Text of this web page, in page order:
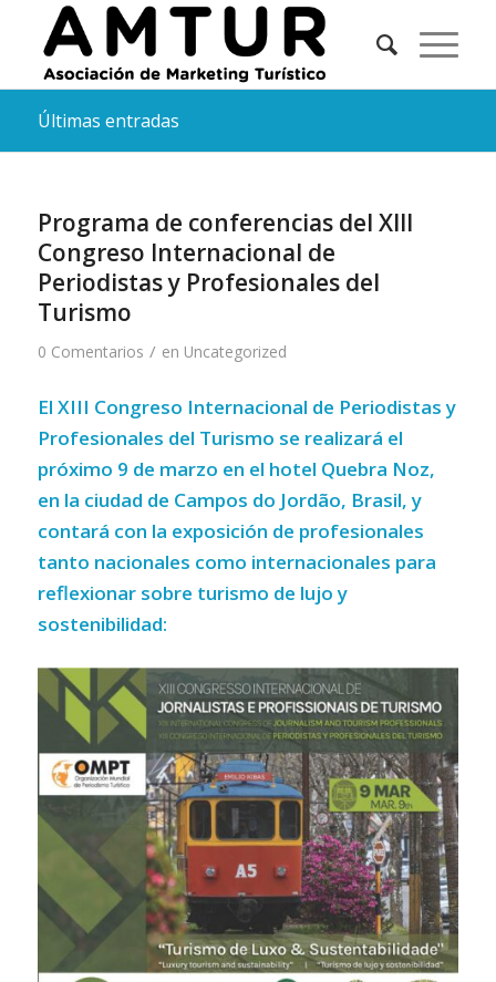
Últimas entradas
Programa de conferencias del XIII
Congreso Internacional de
Periodistas y Profesionales del
Turismo
0 Comentarios / en Uncategorized
El XIII Congreso Internacional de Periodistas y
Profesionales del Turismo se realizará el
próximo 9 de marzo en el hotel Quebra Noz,
en la ciudad de Campos do Jordão, Brasil, y
contará con la exposición de profesionales
tanto nacionales como internacionales para
reflexionar sobre turismo de lujo y
sostenibilidad: